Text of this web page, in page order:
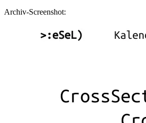
Archiv-Screenshot: